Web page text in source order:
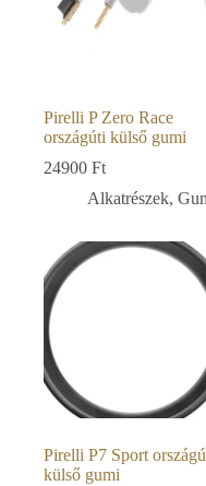
Pirelli P Zero Race
országúti külső gumi
24900 Ft
Alkatrészek,
Pirelli P7 Sport
külső gumi